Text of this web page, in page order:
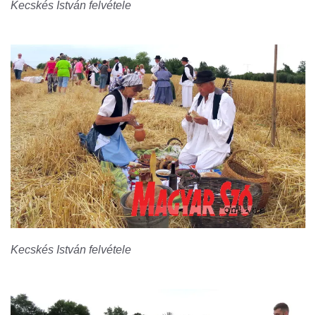
Kecskés István felvétele
Kecskés István felvétele